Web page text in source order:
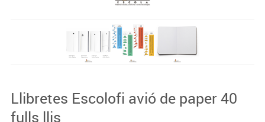
Llibretes Escolofi avió de paper 40
fulls llis